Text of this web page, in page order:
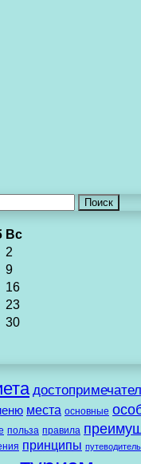
Вс
2
9
16
23
30
места основные
польза правила
принципы путеводитель